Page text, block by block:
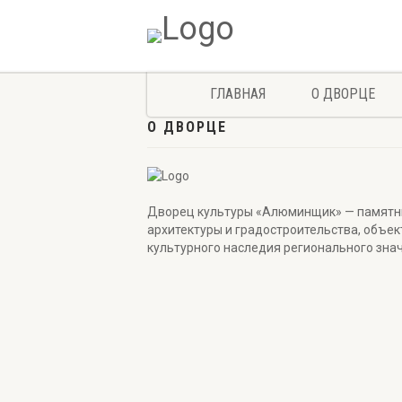
ГЛАВНАЯ О ДВОРЦЕ
О ДВОРЦЕ
Дворец культуры «Алюминщик» —
архитектуры и градостроительства,
культурного наследия регионального